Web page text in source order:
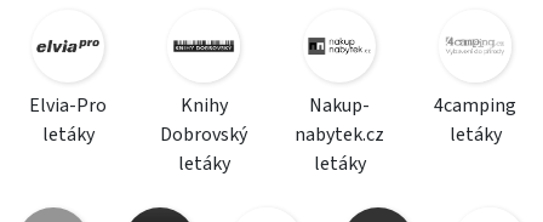
Elvia-Pro
letáky
Knihy
Dobrovský
letáky
Nakup-
nabytek.cz
letáky
4camping
letáky